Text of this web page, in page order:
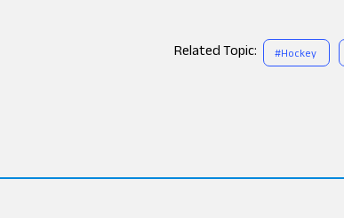
Related Topic: #Hockey